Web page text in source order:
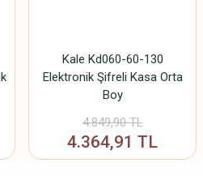
Kale Kd060-60-130
Elektronik Şifreli Kasa Orta
Boy
4.849,90 TL
4.364,91 TL